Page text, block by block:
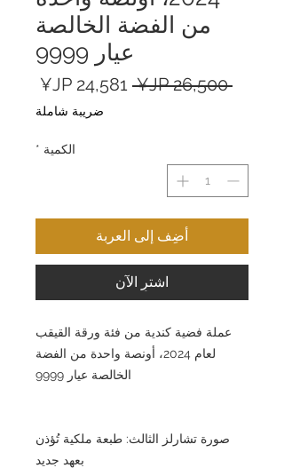
من الفضة الخالصة
عيار 9999
‏26,500 JP¥
سعر
عادي
البيعضريبة شاملة
الكمية *
أضِف إلى العربة
اشترِ الآن
عملة فضية كندية من فئة ورقة القيقب
لعام 2024، أونصة واحدة من الفضة
الخالصة عيار 9999
صورة تشارلز الثالث: طبعة ملكية تُؤذن
بعهد جديد